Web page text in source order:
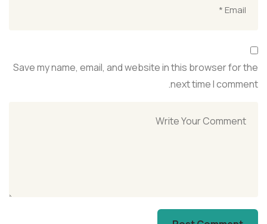
Save my name, email, and website in this browser for the
next time I comment.